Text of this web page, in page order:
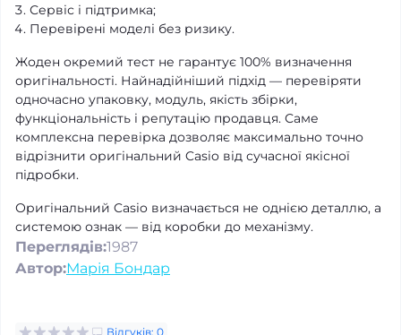
Сервіс і підтримка;
Перевірені моделі без ризику.
Жоден окремий тест не гарантує 100% визначення
оригінальності. Найнадійніший підхід — перевіряти
одночасно упаковку, модуль, якість збірки,
функціональність і репутацію продавця. Саме
комплексна перевірка дозволяє максимально точно
відрізнити оригінальний Casio від сучасної якісної
підробки.
Оригінальний Casio визначається не однією деталлю, а
системою ознак — від коробки до механізму.
Переглядів:1987
Автор:Марія Бондар
Відгуків: 0